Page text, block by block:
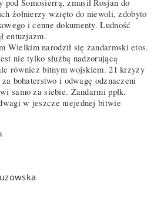
Somosierrą, zmusił Rosjan do
żołnierzy wzięto do niewoli, zdobyto
i cenne dokumenty. Ludność
entuzjazm.
Wielkim narodził się żandarmski etos.
nie tylko służbą nadzorującą
również bitnym wojskiem. 21 krzyży
bohaterstwo i odwagę odznaczeni
samo za siebie. Żandarmi ppłk.
w jeszcze niejednej bitwie